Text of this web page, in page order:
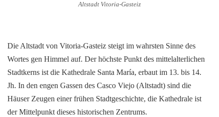
Altstadt Vitoria-Gasteiz
Die Altstadt von Vitoria-Gasteiz steigt im wahrsten Sinne des
Wortes gen Himmel auf. Der höchste Punkt des mittelalterlichen
Stadtkerns ist die Kathedrale Santa María, erbaut im 13. bis 14.
Jh. In den engen Gassen des Casco Viejo (Altstadt) sind die
Häuser Zeugen einer frühen Stadtgeschichte, die Kathedrale ist
der Mittelpunkt dieses historischen Zentrums.